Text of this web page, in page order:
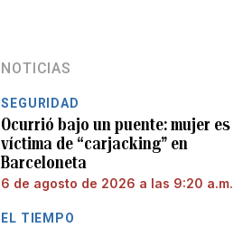
NOTICIAS
SEGURIDAD
Ocurrió bajo un puente: mujer es
víctima de “carjacking” en
Barceloneta
6 de agosto de 2026 a las 9:20 a.m.
EL TIEMPO